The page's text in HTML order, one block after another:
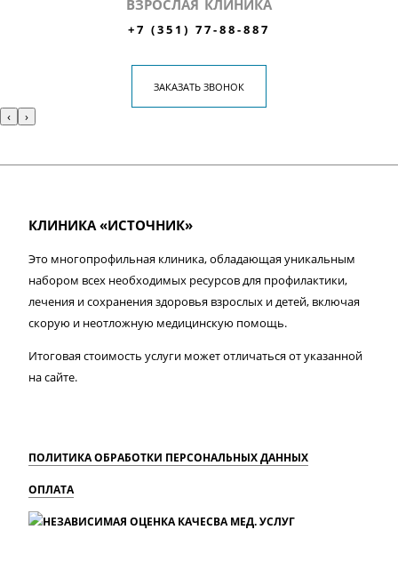
ВЗРОСЛАЯ КЛИНИКА
+7 (351) 77-88-887
ЗАКАЗАТЬ ЗВОНОК
‹ ›
КЛИНИКА «ИСТОЧНИК»
Это многопрофильная клиника, обладающая уникальным
набором всех необходимых ресурсов для профилактики,
лечения и сохранения здоровья взрослых и детей, включая
скорую и неотложную медицинскую помощь.
Итоговая стоимость услуги может отличаться от указанной
на сайте.
ПОЛИТИКА ОБРАБОТКИ ПЕРСОНАЛЬНЫХ ДАННЫХ
ОПЛАТА